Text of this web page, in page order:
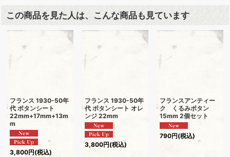
この商品を見た人は、こんな商品も見ています
フランス 1930-50年
代 ボタンシート
22mm+17mm+13m
m
3,800円(税込)
フランス 1930-50年
代 ボタンシート オレ
ンジ 22mm
3,800円(税込)
フランスアンティー
ク くるみボタン
15mm 2個セット
790円(税込)